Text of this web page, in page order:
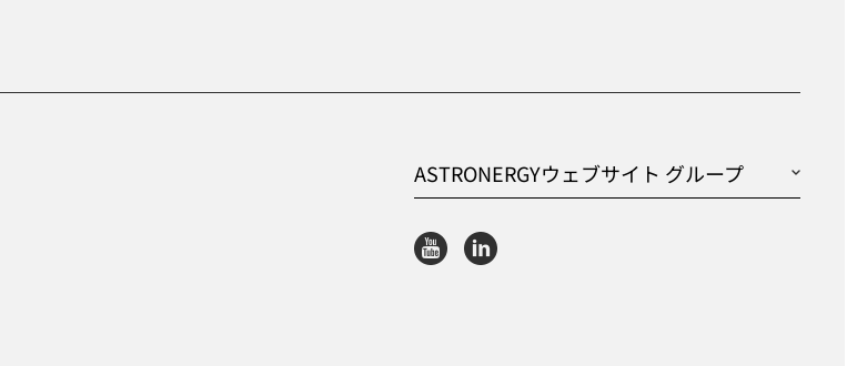
ASTRONERGYウェブサイト グループ